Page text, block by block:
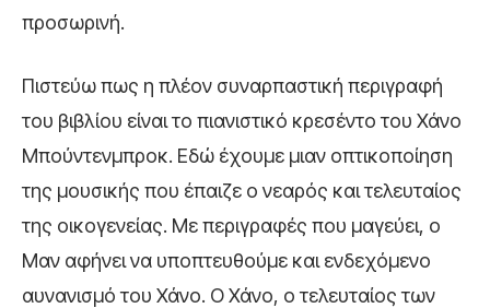
προσωρινή.
Πιστεύω πως η πλέον συναρπαστική περιγραφή
του βιβλίου είναι το πιανιστικό κρεσέντο του Χάνο
Μπούντενμπροκ. Εδώ έχουμε μιαν οπτικοποίηση
της μουσικής που έπαιζε ο νεαρός και τελευταίος
της οικογενείας. Με περιγραφές που μαγεύει, ο
Μαν αφήνει να υποπτευθούμε και ενδεχόμενο
αυνανισμό του Χάνο. Ο Χάνο, ο τελευταίος των